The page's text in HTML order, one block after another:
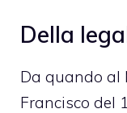
Della
Da quando al
Francisco del